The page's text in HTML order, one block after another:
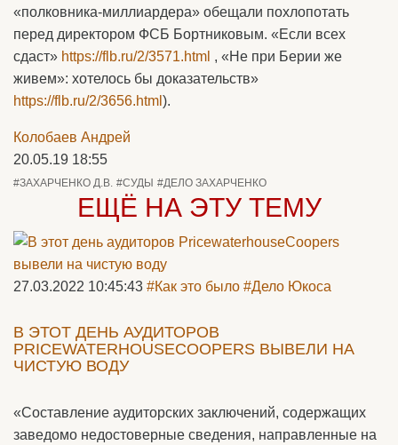
«полковника-миллиардера» обещали похлопотать
перед директором ФСБ Бортниковым. «Если всех
сдаст» https://flb.ru/2/3571.html , «Не при Берии же
живем»: хотелось бы доказательств»
https://flb.ru/2/3656.html ).
Колобаев Андрей
20.05.19 18:55
#ЗАХАРЧЕНКО Д.В. #СУДЫ #ДЕЛО ЗАХАРЧЕНКО
ЕЩЁ НА ЭТУ ТЕМУ
27.03.2022 10:45:43 #Как это было #Дело Юкоса
В ЭТОТ ДЕНЬ АУДИТОРОВ
PRICEWATERHOUSECOOPERS ВЫВЕЛИ НА
ЧИСТУЮ ВОДУ
«Составление аудиторских заключений, содержащих
заведомо недостоверные сведения, направленные на